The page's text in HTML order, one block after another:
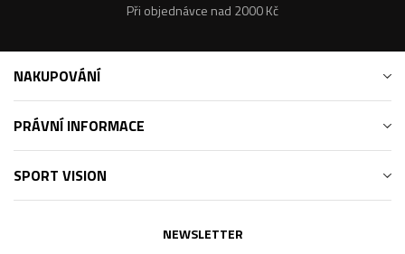
Při objednávce nad 2000 Kč
NAKUPOVÁNÍ
PRÁVNÍ INFORMACE
SPORT VISION
NEWSLETTER